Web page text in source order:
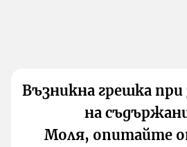
Възникна грешка
на
Моля, опитайте